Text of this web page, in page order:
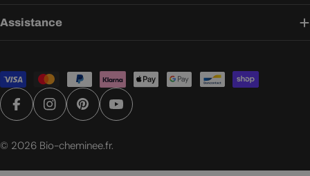
Assistance
Modes
de
paiement
FacebookInstagramPinterestYouTube
© 2026 Bio-cheminee.fr.